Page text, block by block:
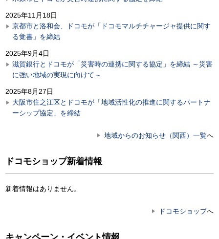
2025年11月18日
京都市と洛和会、ドコモが「ドコモマルチチャージャ提供に関す
る覚書」を締結
2025年9月4日
滋賀銀行とドコモが「災害時の連携に関する協定」を締結 ～災害
に強い地域の実現に向けて～
2025年8月27日
大阪市住之江区とドコモが「地域活性化の推進に関するパートナ
ーシップ協定」を締結
地域からのお知らせ（関西）一覧へ
ドコモショップ新着情報
新着情報はありません。
ドコモショップへ